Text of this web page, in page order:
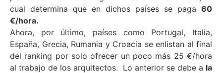
cual determina que en dichos países se paga 60
€/hora.
Ahora, por último, países como Portugal, Italia,
España, Grecia, Rumania y Croacia se enlistan al final
del ranking por solo ofrecer un poco más 25 €/hora
al trabajo de los arquitectos. Lo anterior se debe a la